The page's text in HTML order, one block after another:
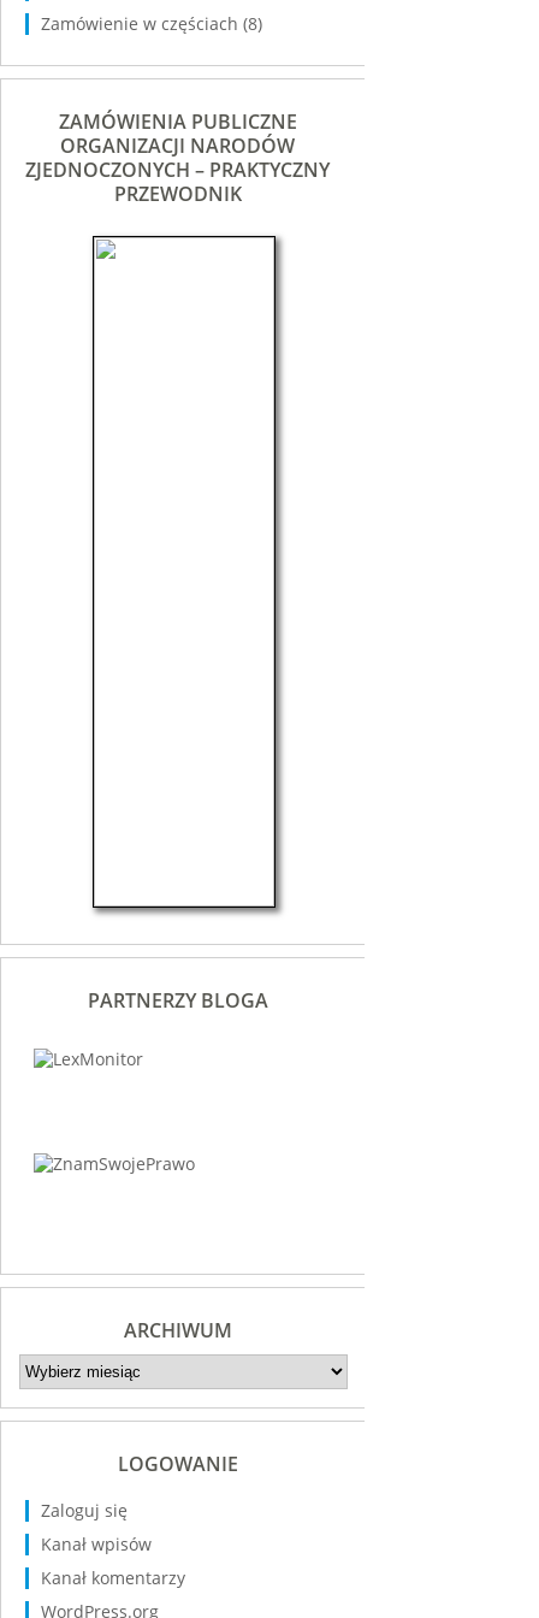
Zamówienie w częściach (8)
ZAMÓWIENIA PUBLICZNE
ORGANIZACJI NARODÓW
ZJEDNOCZONYCH – PRAKTYCZNY
PRZEWODNIK
PARTNERZY BLOGA
ARCHIWUM
Archiwum
LOGOWANIE
Zaloguj się
Kanał wpisów
Kanał komentarzy
WordPress.org